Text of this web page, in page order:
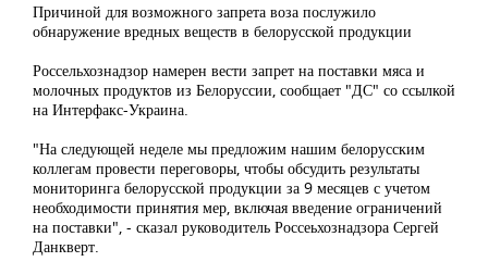
Причиной для возможного запрета воза послужило
обнаружение вредных веществ в белорусской продукции
Россельхознадзор намерен вести запрет на поставки мяса и
молочных продуктов из Белоруссии, сообщает "ДС" со ссылкой
на Интерфакс-Украина.
"На следующей неделе мы предложим нашим белорусским
коллегам провести переговоры, чтобы обсудить результаты
мониторинга белорусской продукции за 9 месяцев с учетом
необходимости принятия мер, включая введение ограничений
на поставки", - сказал руководитель Россеьхознадзора Сергей
Данкверт.